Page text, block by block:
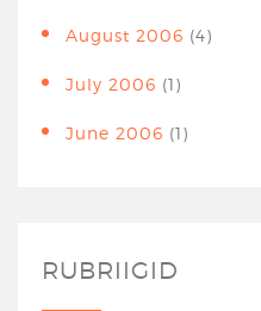
August 2006 (4)
July 2006 (1)
June 2006 (1)
RUBRIIGID